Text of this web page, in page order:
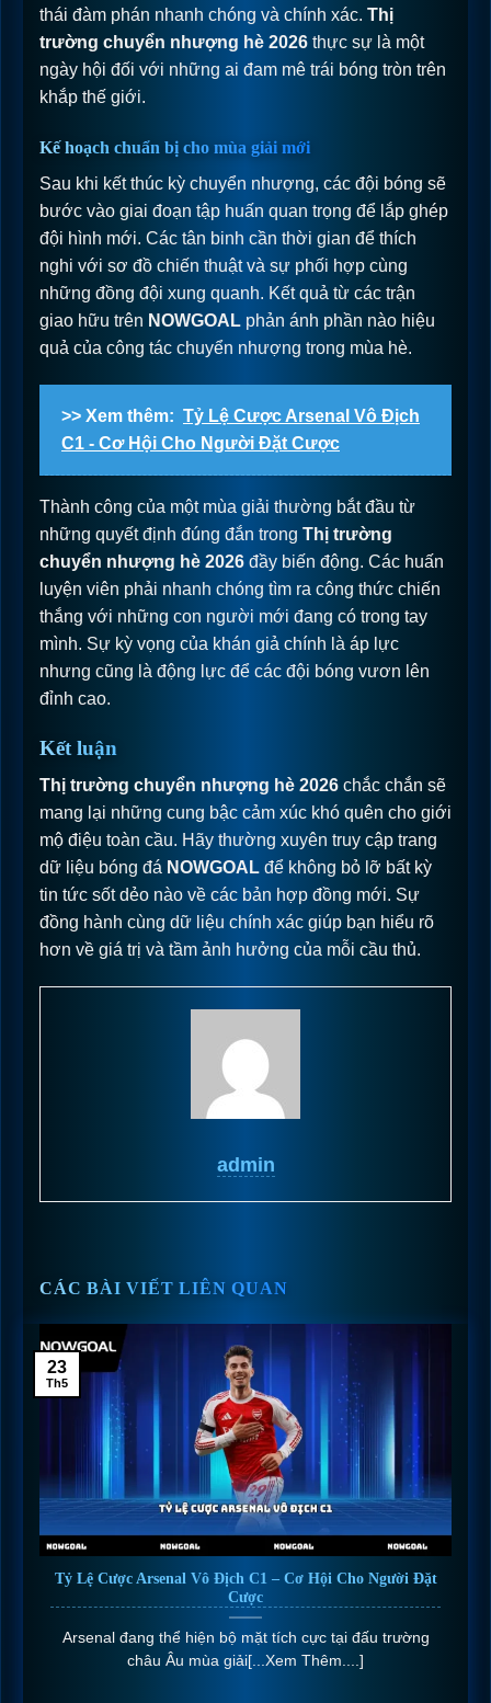
thái đàm phán nhanh chóng và chính xác. Thị
trường chuyển nhượng hè 2026 thực sự là một
ngày hội đối với những ai đam mê trái bóng tròn trên
khắp thế giới.
Kế hoạch chuẩn bị cho mùa giải mới
Sau khi kết thúc kỳ chuyển nhượng, các đội bóng sẽ
bước vào giai đoạn tập huấn quan trọng để lắp ghép
đội hình mới. Các tân binh cần thời gian để thích
nghi với sơ đồ chiến thuật và sự phối hợp cùng
những đồng đội xung quanh. Kết quả từ các trận
giao hữu trên NOWGOAL phản ánh phần nào hiệu
quả của công tác chuyển nhượng trong mùa hè.
>> Xem thêm: Tỷ Lệ Cược Arsenal Vô Địch
C1 - Cơ Hội Cho Người Đặt Cược
Thành công của một mùa giải thường bắt đầu từ
những quyết định đúng đắn trong Thị trường
chuyển nhượng hè 2026 đầy biến động. Các huấn
luyện viên phải nhanh chóng tìm ra công thức chiến
thắng với những con người mới đang có trong tay
mình. Sự kỳ vọng của khán giả chính là áp lực
nhưng cũng là động lực để các đội bóng vươn lên
đỉnh cao.
Kết luận
Thị trường chuyển nhượng hè 2026 chắc chắn sẽ
mang lại những cung bậc cảm xúc khó quên cho giới
mộ điệu toàn cầu. Hãy thường xuyên truy cập trang
dữ liệu bóng đá NOWGOAL để không bỏ lỡ bất kỳ
tin tức sốt dẻo nào về các bản hợp đồng mới. Sự
đồng hành cùng dữ liệu chính xác giúp bạn hiểu rõ
hơn về giá trị và tầm ảnh hưởng của mỗi cầu thủ.
admin
CÁC BÀI VIẾT LIÊN QUAN
Tỷ Lệ Cược Arsenal Vô Địch C1 – Cơ Hội Cho Người Đặt
Cược
Arsenal đang thể hiện bộ mặt tích cực tại đấu trường
châu Âu mùa giải[...Xem Thêm....]
23
Th5